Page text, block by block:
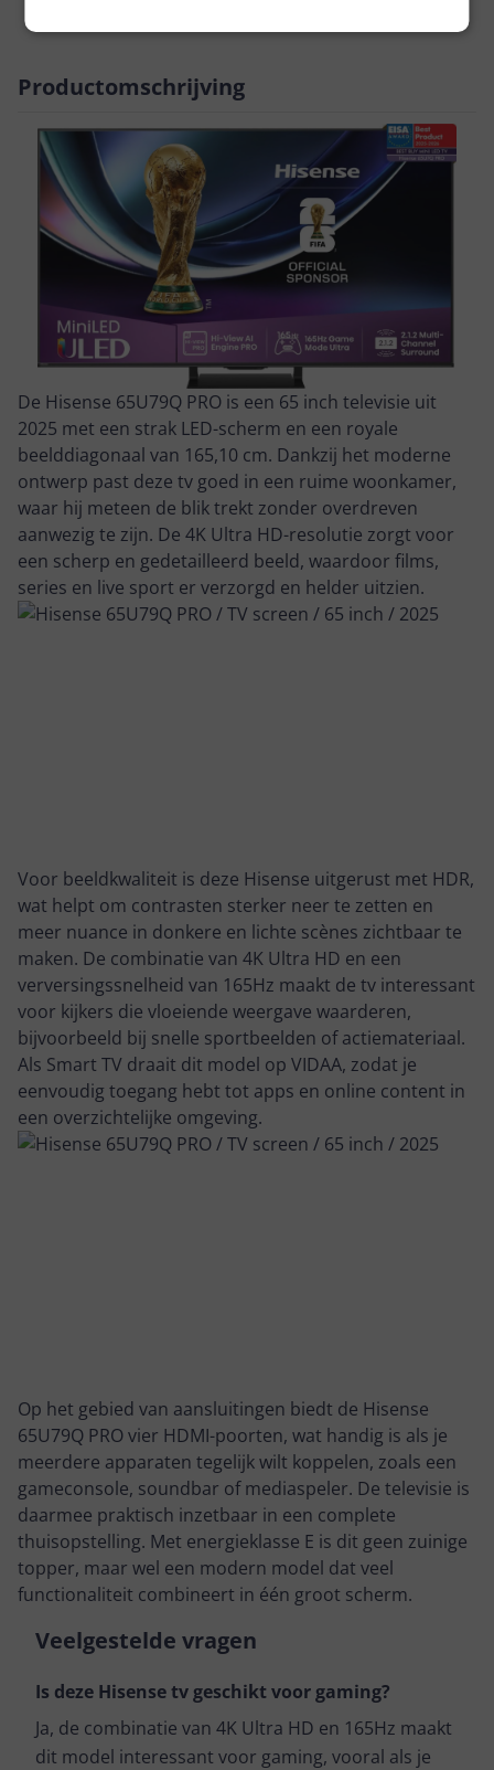
Productomschrijving
De Hisense 65U79Q PRO is een 65 inch televisie uit
2025 met een strak LED-scherm en een royale
beelddiagonaal van 165,10 cm. Dankzij het moderne
ontwerp past deze tv goed in een ruime woonkamer,
waar hij meteen de blik trekt zonder overdreven
aanwezig te zijn. De 4K Ultra HD-resolutie zorgt voor
een scherp en gedetailleerd beeld, waardoor films,
series en live sport er verzorgd en helder uitzien.
Voor beeldkwaliteit is deze Hisense uitgerust met HDR,
wat helpt om contrasten sterker neer te zetten en
meer nuance in donkere en lichte scènes zichtbaar te
maken. De combinatie van 4K Ultra HD en een
verversingssnelheid van 165Hz maakt de tv interessant
voor kijkers die vloeiende weergave waarderen,
bijvoorbeeld bij snelle sportbeelden of actiemateriaal.
Als Smart TV draait dit model op VIDAA, zodat je
eenvoudig toegang hebt tot apps en online content in
een overzichtelijke omgeving.
Op het gebied van aansluitingen biedt de Hisense
65U79Q PRO vier HDMI-poorten, wat handig is als je
meerdere apparaten tegelijk wilt koppelen, zoals een
gameconsole, soundbar of mediaspeler. De televisie is
daarmee praktisch inzetbaar in een complete
thuisopstelling. Met energieklasse E is dit geen zuinige
topper, maar wel een modern model dat veel
functionaliteit combineert in één groot scherm.
Veelgestelde vragen
Is deze Hisense tv geschikt voor gaming?
Ja, de combinatie van 4K Ultra HD en 165Hz maakt
dit model interessant voor gaming, vooral als je